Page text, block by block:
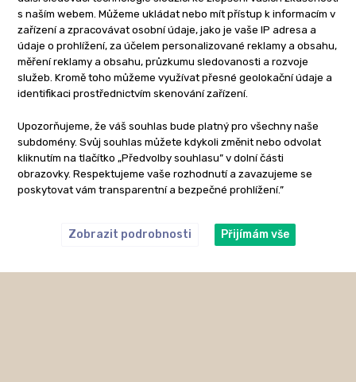
s naším webem. Můžeme ukládat nebo mít přístup k informacím v
zařízení a zpracovávat osobní údaje, jako je vaše IP adresa a
údaje o prohlížení, za účelem personalizované reklamy a obsahu,
měření reklamy a obsahu, průzkumu sledovanosti a rozvoje
služeb. Kromě toho můžeme využívat přesné geolokační údaje a
identifikaci prostřednictvím skenování zařízení.
Upozorňujeme, že váš souhlas bude platný pro všechny naše
subdomény. Svůj souhlas můžete kdykoli změnit nebo odvolat
kliknutím na tlačítko „Předvolby souhlasu” v dolní části
obrazovky. Respektujeme vaše rozhodnutí a zavazujeme se
poskytovat vám transparentní a bezpečné prohlížení.”
Zobrazit podrobnosti Přijímám vše